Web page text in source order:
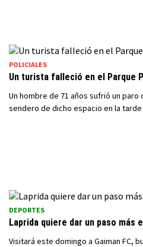
POLICIALES
Un turista falleció en el Parque
Un hombre de 71 años sufrió un
sendero de dicho espacio en la
DEPORTES
Laprida quiere dar un paso más
Visitará este domingo a Gaiman FC,